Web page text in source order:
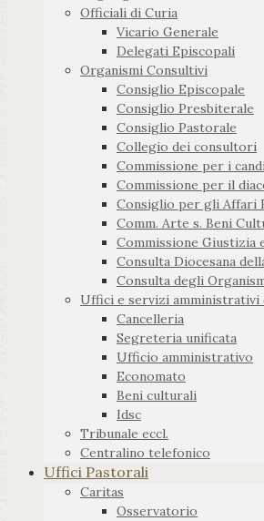
Officiali di Curia
Vicario Generale
Delegati Episcopali
Organismi Consultivi
Consiglio Episcopale
Consiglio Presbiterale
Consiglio Pastorale
Collegio dei consultori
Commissione per i
Commissione per il
Consiglio per gli Affari
Comm. Arte s. Beni
Commissione Giustizia
Consulta Diocesana
Consulta degli
Uffici e servizi amministrativi
Cancelleria
Segreteria unificata
Ufficio amministrativo
Economato
Beni culturali
Idsc
Tribunale eccl.
Centralino telefonico
Uffici Pastorali
Caritas
Osservatorio